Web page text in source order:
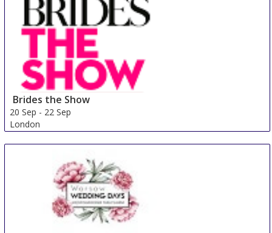
Brides the Show
20 Sep - 22 Sep
London